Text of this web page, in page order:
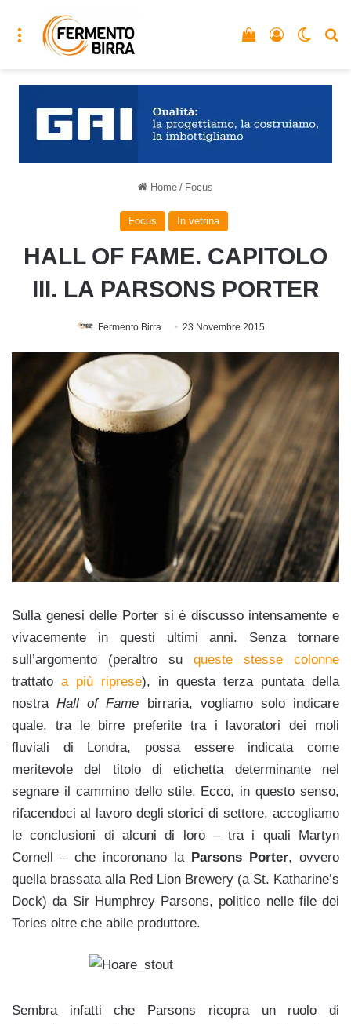
Menu Accedi
Vedi il carrello
Home / Focus
Focus In vetrina
HALL OF FAME. CAPITOLO
III. LA PARSONS PORTER
Fermento Birra 23 Novembre 2015
Sulla genesi delle Porter si è discusso intensamente e
vivacemente in questi ultimi anni. Senza tornare
sull’argomento (peraltro su queste stesse colonne
trattato a più riprese), in questa terza puntata della
nostraHall of Fame birraria, vogliamo solo indicare
quale, tra le birre preferite tra i lavoratori dei moli
fluviali di Londra, possa essere indicata come
meritevole del titolo di etichetta determinante nel
segnare il cammino dello stile. Ecco, in questo senso,
rifacendoci al lavoro degli storici di settore, accogliamo
le conclusioni di alcuni di loro – tra i quali Martyn
Cornell – che incoronano la Parsons Porter, ovvero
quella brassata alla Red Lion Brewery (a St. Katharine’s
Dock) da Sir Humphrey Parsons, politico nelle file dei
Tories oltre che abile produttore.
Sembra infatti che Parsons ricopra un ruolo di